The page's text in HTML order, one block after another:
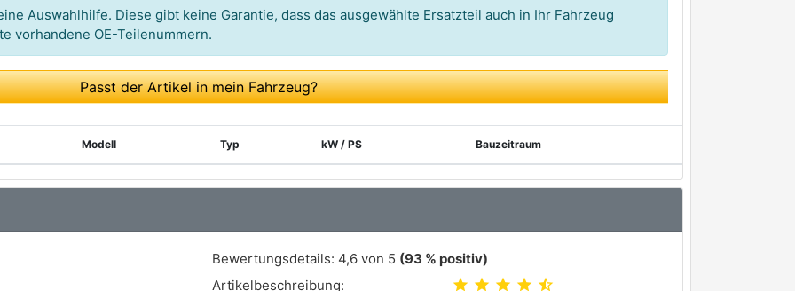
Auswahlhilfe. Diese gibt keine Garantie, dass das ausgewählte Ersatzteil auch in Ihr Fahrzeug
vorhandene OE-Teilenummern.
Passt der Artikel in mein Fahrzeug?
Modell Typ kW / PS Bauzeitraum
Bewertungsdetails: 4,6 von 5 (93 % positiv)
Artikelbeschreibung:
star star star star star_half